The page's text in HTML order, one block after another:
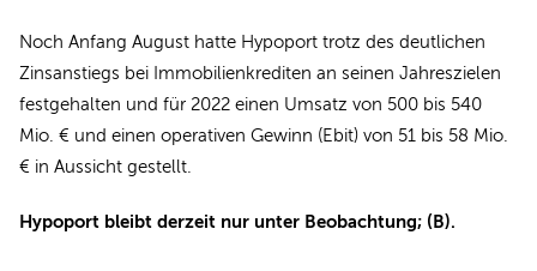
Noch Anfang August hatte Hypoport trotz des deutlichen
Zinsanstiegs bei Immobilienkrediten an seinen Jahreszielen
festgehalten und für 2022 einen Umsatz von 500 bis 540
Mio. € und einen operativen Gewinn (Ebit) von 51 bis 58 Mio.
€ in Aussicht gestellt.
Hypoport bleibt derzeit nur unter Beobachtung; (B).